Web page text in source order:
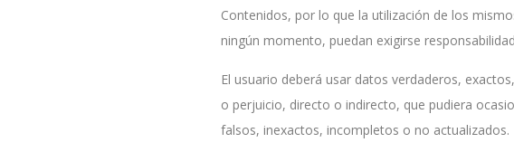
Contenidos, por lo que la utilización de los
ningún momento, puedan exigirse
El usuario deberá usar datos verdaderos,
o perjuicio, directo o indirecto, que pudiera
falsos, inexactos, incompletos o no actualizados.